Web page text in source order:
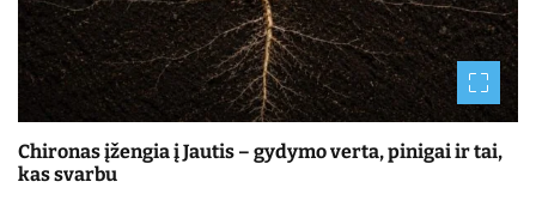
Chironas įžengia į Jautis – gydymo verta, pinigai ir tai,
kas svarbu